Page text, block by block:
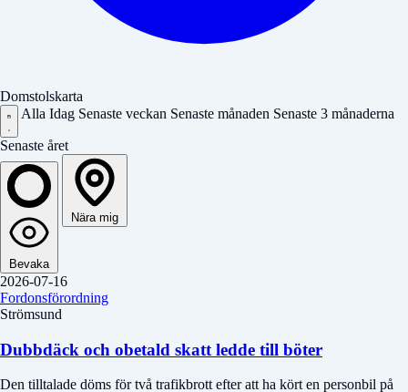
Domstolskarta
Alla Idag Senaste veckan Senaste månaden Senaste 3 månaderna
Senaste året
Bevaka
Nära mig
2026-07-16
Fordonsförordning
Strömsund
Dubbdäck och obetald skatt ledde till böter
Den tilltalade döms för två trafikbrott efter att ha kört en personbil på